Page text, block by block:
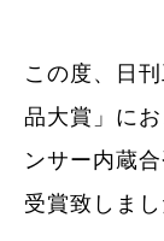
この度、日
品大賞」に
ンサー内蔵
受賞致しまし